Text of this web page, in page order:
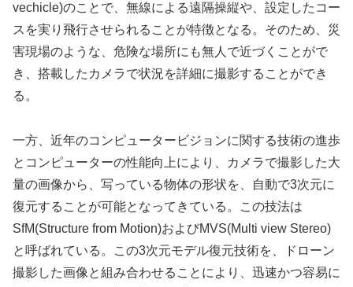
vechicle)のことで、無線による遠隔操縦や、設定したコー
スを実り飛行させられることが特徴となる。そのため、災
害現場のような、危険な場所にも無人で近づくことがで
き、搭載したカメラで状況を詳細に撮影することができ
る。
一方、近年のコンピュータービジョンに関する技術の進歩
とコンピューターの性能向上により、カメラで撮影した大
量の画像から、写っている物体の形状を、自動で3次元に
復元することが可能となってきている。この技法は
SfM(Structure from Motion)およびMVS(Multi view Stereo)
と呼ばれている。この3次元モデル復元技術を、ドローン
撮影した画像と組み合わせることにより、迅速かつ容易に